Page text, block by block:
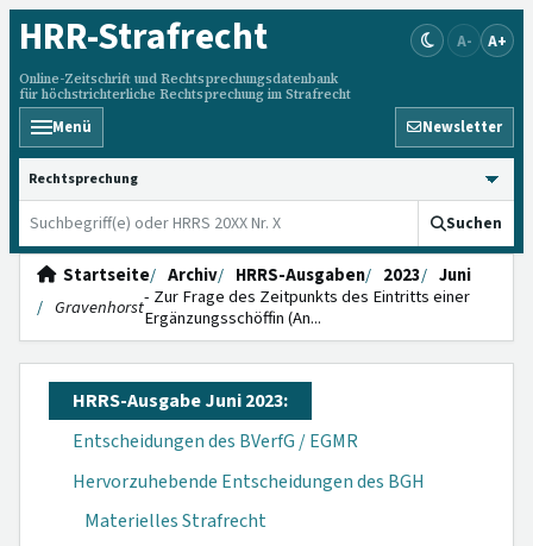
HRR-Strafrecht
Online-Zeitschrift und Rechtsprechungsdatenbank
für höchstrichterliche Rechtsprechung im Strafrecht
A- A+
Menü Newsletter
HRRS durchsuchen
Suchen
Startseite Archiv HRRS-Ausgaben 2023
Juni
Gravenhorst- Zur Frage des Zeitpunkts des Eintritts einer
Ergänzungsschöffin (An...
HRRS-Ausgabe Juni 2023:
Entscheidungen des BVerfG / EGMR
Hervorzuhebende Entscheidungen des BGH
Materielles Strafrecht